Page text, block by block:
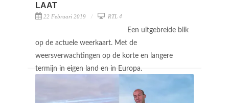
LAAT
22 Februari 2019 RTL 4
Een uitgebreide blik
op de actuele weerkaart. Met de
weersverwachtingen op de korte en langere
termijn in eigen land en in Europa.